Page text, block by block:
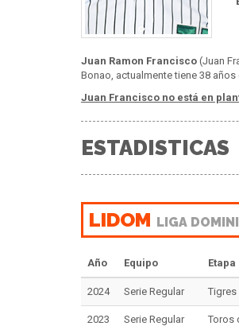
Juan Ramon Francisco (Juan
Bonao, actualmente tiene 38 años
Juan Francisco no está en
ESTADISTICAS
LIDOM LIGA
Año Equipo Etapa
2024 Serie Regular Tigres
2023 Serie Regular Toros